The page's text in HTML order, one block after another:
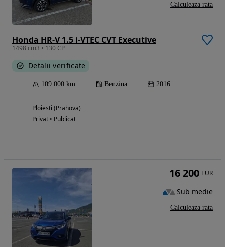
Honda HR-V 1.5 i-VTEC CVT Executive
1498 cm3 • 130 CP
Detalii verificate
109 000 km Benzina 2016
Ploiesti (Prahova)
Privat • Publicat
Calculeaza rata
16 200 EUR
Sub medie
Calculeaza rata